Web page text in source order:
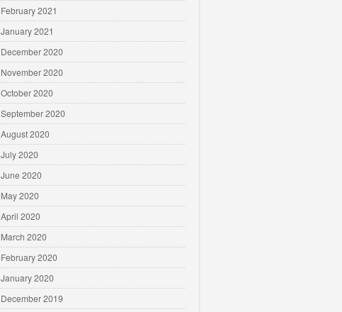
February 2021
January 2021
December 2020
November 2020
October 2020
September 2020
August 2020
July 2020
June 2020
May 2020
April 2020
March 2020
February 2020
January 2020
December 2019